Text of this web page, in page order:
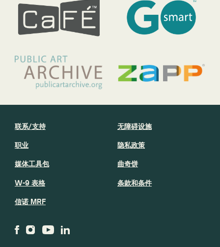
联系/支持
职业
媒体工具包
W-9 表格
信诺 MRF
无障碍设施
隐私政策
曲奇饼
条款和条件